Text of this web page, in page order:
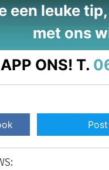
een leuke
met ons
APP ONS! T.